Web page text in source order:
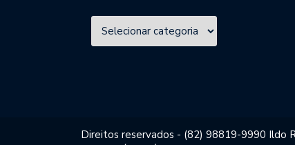
Direitos reservados - (82) 98819-9990 Ildo